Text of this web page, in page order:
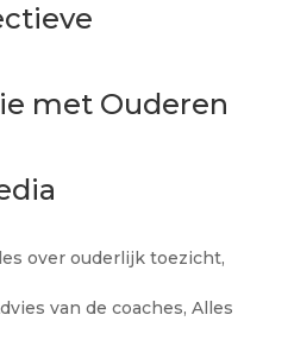
met Ouderen
over ouderlijk toezicht,
van de coaches, Alles